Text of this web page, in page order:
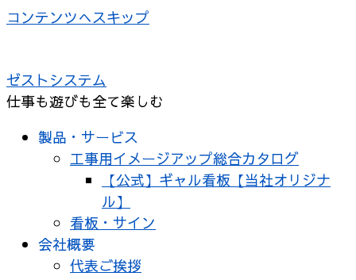
コンテンツへスキップ
ゼストシステム
仕事も遊びも全て楽しむ
製品・サービス
工事用イメージアップ総合カタログ
【公式】ギャル看板【当社オリジナ
ル】
看板・サイン
会社概要
代表ご挨拶